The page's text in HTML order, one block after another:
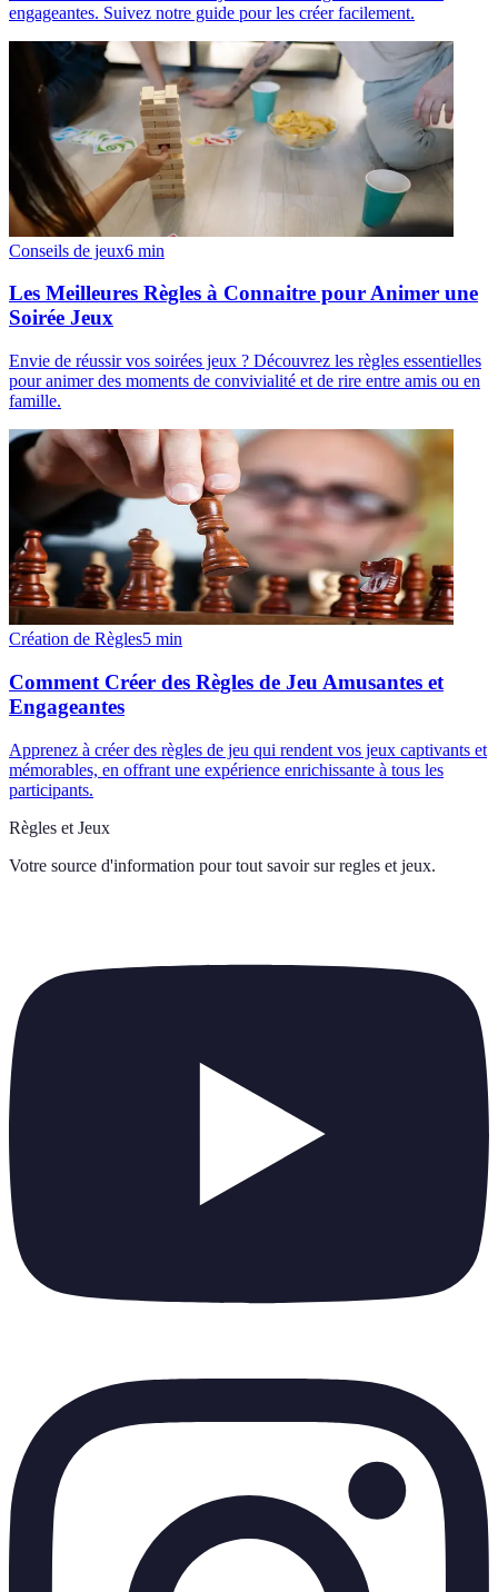
engageantes. Suivez notre guide pour les créer facilement.
Conseils de jeux6 min
Les Meilleures Règles à Connaitre pour Animer une
Soirée Jeux
Envie de réussir vos soirées jeux ? Découvrez les règles essentielles
pour animer des moments de convivialité et de rire entre amis ou en
famille.
Création de Règles5 min
Comment Créer des Règles de Jeu Amusantes et
Engageantes
Apprenez à créer des règles de jeu qui rendent vos jeux captivants et
mémorables, en offrant une expérience enrichissante à tous les
participants.
Règles et Jeux
Votre source d'information pour tout savoir sur regles et jeux.